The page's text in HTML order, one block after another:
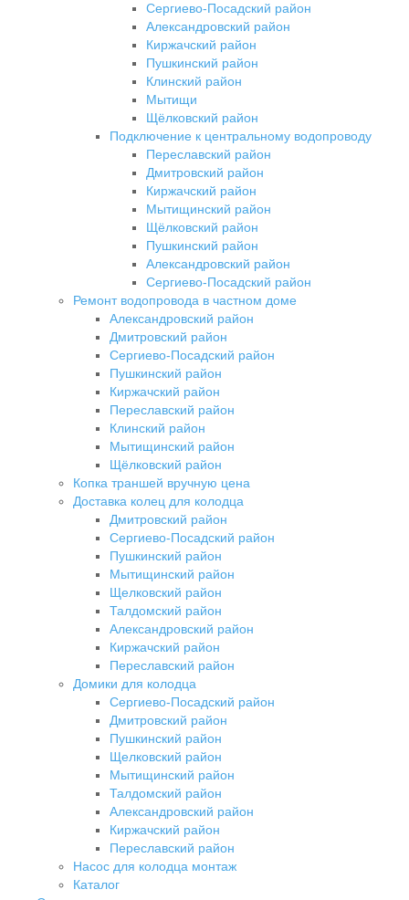
Сергиево-Посадский район
Александровский район
Киржачский район
Пушкинский район
Клинский район
Мытищи
Щёлковский район
Подключение к центральному водопроводу
Переславский район
Дмитровский район
Киржачский район
Мытищинский район
Щёлковский район
Пушкинский район
Александровский район
Сергиево-Посадский район
Ремонт водопровода в частном доме
Александровский район
Дмитровский район
Сергиево-Посадский район
Пушкинский район
Киржачский район
Переславский район
Клинский район
Мытищинский район
Щёлковский район
Копка траншей вручную цена
Доставка колец для колодца
Дмитровский район
Сергиево-Посадский район
Пушкинский район
Мытищинский район
Щелковский район
Талдомский район
Александровский район
Киржачский район
Переславский район
Домики для колодца
Сергиево-Посадский район
Дмитровский район
Пушкинский район
Щелковский район
Мытищинский район
Талдомский район
Александровский район
Киржачский район
Переславский район
Насос для колодца монтаж
Каталог